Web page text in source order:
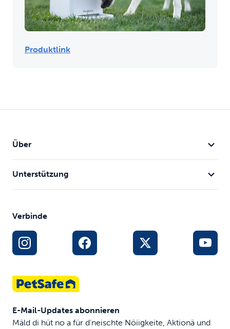
Produktlink
Über
Unterstützung
Verbinde
E-Mail-Updates abonnieren
Mäld di hüt no a für d'neischte Nöiigkeite, Aktionä und